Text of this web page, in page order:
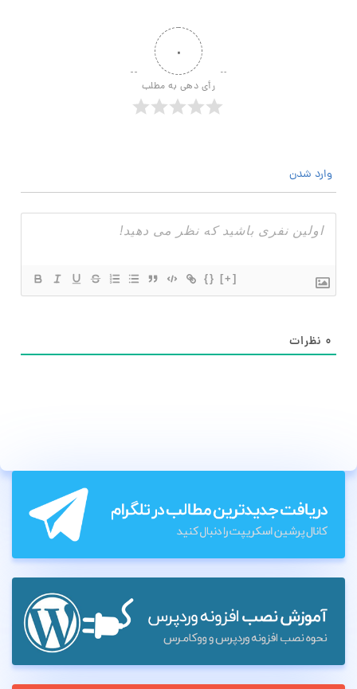
۰
رأی دهی به مطلب
وارد شدن
{} [+]
۰ نظرات